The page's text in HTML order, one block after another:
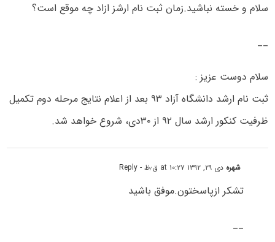
سلام و خسته نباشید.زمان ثبت نام ارشز ازاد چه موقع است؟
__
سلام دوست عزیز :
ثبت نام ارشد دانشگاه آزاد ۹۳ بعد از اعلام نتایج مرحله دوم تکمیل
ظرفیت کنکور ارشد سال ۹۲ از ۳۰دی، شروع خواهد شد.
شهره دی ۲۹, ۱۳۹۲ at ۱۰:۲۷ ق٫ظ - Reply
تشکر ازپاسختون.موفق باشید
__